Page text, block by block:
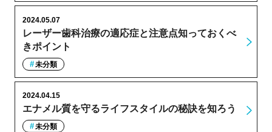
レーザー歯科治療の適応症と注意点知っておくべ
きポイント
2024.05.07
未分類
エナメル質を守るライフスタイルの秘訣を知ろう
2024.04.15
未分類